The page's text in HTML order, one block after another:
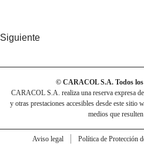
Siguiente
© CARACOL S.A. Todos los
CARACOL S.A. realiza una reserva expresa
y otras prestaciones accesibles desde este sitio
medios que
Aviso legal Política de Protección